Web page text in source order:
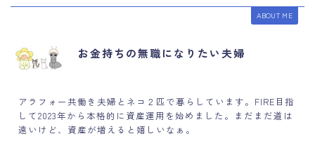
ABOUT ME
お金持ちの無職になりたい夫婦
アラフォー共働き夫婦とネコ２匹で暮らしています。FIRE目指
して2023年から本格的に資産運用を始めました。まだまだ道は
遠いけど、資産が増えると嬉しいなぁ。